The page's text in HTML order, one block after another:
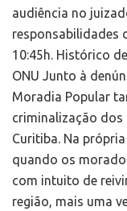
audiência no
responsabilidades
10:45h. Histórico
ONU Junto à
Moradia Popular
criminalização
Curitiba. Na
quando os
com intuito de
região, mais uma